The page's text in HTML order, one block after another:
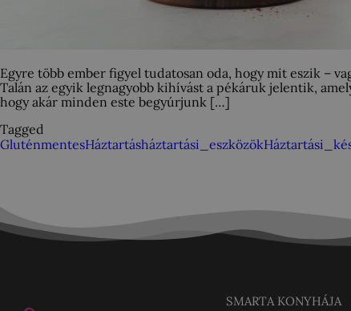
Egyre több ember figyel tudatosan oda, hogy mit eszik –
Talán az egyik legnagyobb kihívást a pékáruk jelentik,
hogy akár minden este begyúrjunk […]
Tagged
GluténmentesHáztartásháztartási_eszközök
SMARTA KONYHÁJA